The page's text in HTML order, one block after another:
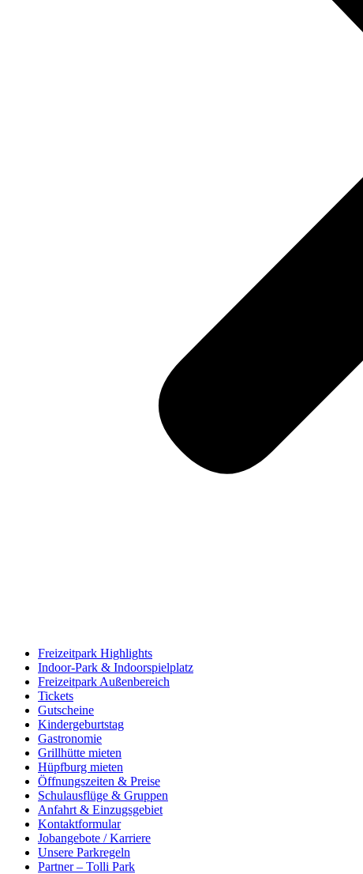
Freizeitpark Highlights
Indoor-Park & Indoorspielplatz
Freizeitpark Außenbereich
Tickets
Gutscheine
Kindergeburtstag
Gastronomie
Grillhütte mieten
Hüpfburg mieten
Öffnungszeiten & Preise
Schulausflüge & Gruppen
Anfahrt & Einzugsgebiet
Kontaktformular
Jobangebote / Karriere
Unsere Parkregeln
Partner – Tolli Park